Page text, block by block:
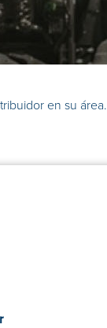
en su área.